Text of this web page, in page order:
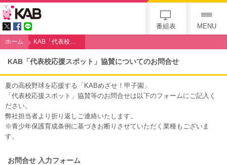
番組表 MENU
ホーム KAB「代表校応援スポット」協賛についてのお問合せ
KAB「代表校応援スポット」協賛についてのお問合せ
夏の高校野球を応援する「KABめざせ！甲子園」
「代表校応援スポット」協賛等のお問合せは以下のフォームにご記入く
ださい。
弊社担当者より折り返しご連絡いたします。
※青少年保護育成条例に基づきお断りさせていただく業種もございま
す。
お問合せ 入力フォーム